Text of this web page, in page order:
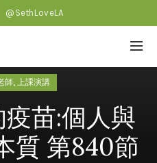
@SethLoveLA
師, 上課演講
苗:個人與
質 第840節